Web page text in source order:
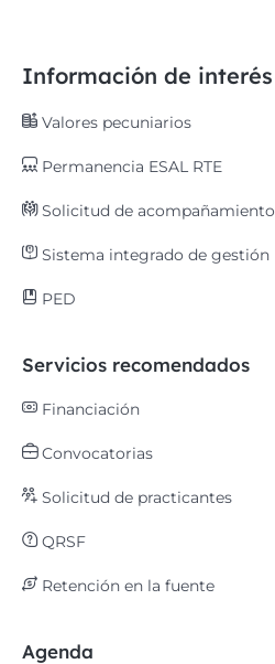
Información de interés
Valores pecuniarios
Permanencia ESAL RTE
Solicitud de acompañamiento
Sistema integrado de gestión
PED
Servicios recomendados
Financiación
Convocatorias
Solicitud de practicantes
QRSF
Retención en la fuente
Agenda